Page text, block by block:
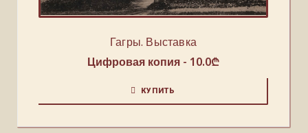
Гагры. Выставка
Цифровая копия - 10.0₾
КУПИТЬ